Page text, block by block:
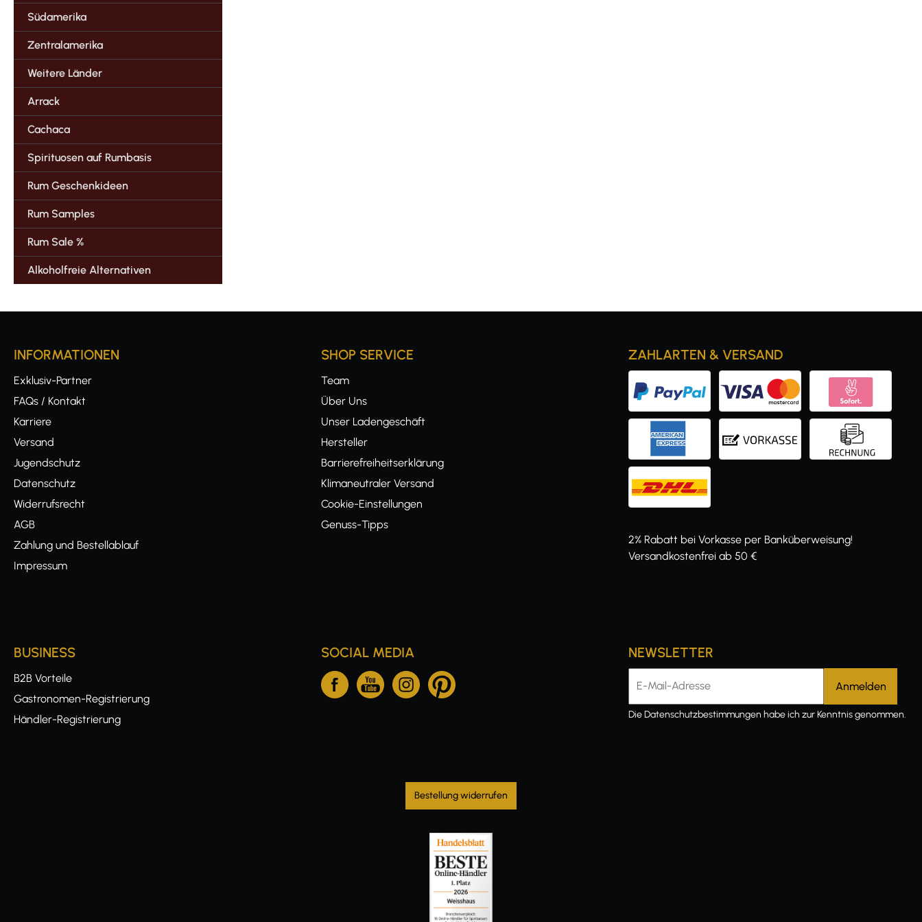
Südamerika
Zentralamerika
Weitere Länder
Arrack
Cachaca
Spirituosen auf Rumbasis
Rum Geschenkideen
Rum Samples
Rum Sale %
Alkoholfreie Alternativen
INFORMATIONEN
Exklusiv-Partner
FAQs / Kontakt
Karriere
Versand
Jugendschutz
Datenschutz
Widerrufsrecht
AGB
Zahlung und Bestellablauf
Impressum
SHOP SERVICE
Team
Über Uns
Unser Ladengeschäft
Hersteller
Barrierefreiheitserklärung
Klimaneutraler Versand
Cookie-Einstellungen
Genuss-Tipps
ZAHLARTEN & VERSAND
2% Rabatt bei Vorkasse per Banküberweisung!
Versandkostenfrei ab 50 €
BUSINESS
B2B Vorteile
Gastronomen-Registrierung
Händler-Registrierung
SOCIAL MEDIA NEWSLETTER
E-Mail-Adresse
DieDatenschutzbestimmungen habe ich zur Kenntnis genommen.
Bestellung widerrufen